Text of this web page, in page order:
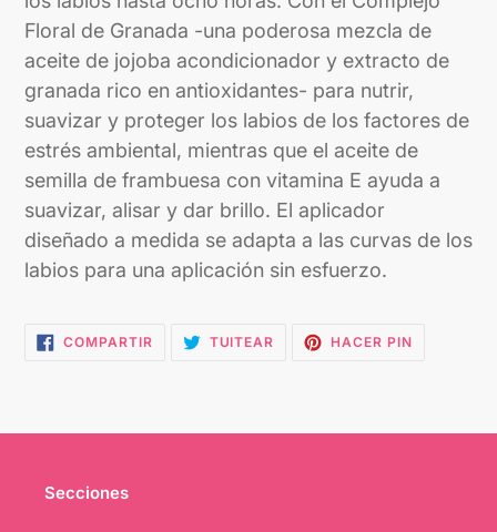
Floral de Granada -una poderosa mezcla de
aceite de jojoba acondicionador y extracto de
granada rico en antioxidantes- para nutrir,
suavizar y proteger los labios de los factores de
estrés ambiental, mientras que el aceite de
semilla de frambuesa con vitamina E ayuda a
suavizar, alisar y dar brillo. El aplicador
diseñado a medida se adapta a las curvas de los
labios para una aplicación sin esfuerzo.
COMPARTIRCOMPARTIR
EN
TUITEAR TUITEARHACER PINPINEAR
EN
Secciones